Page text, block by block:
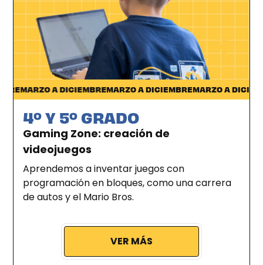
Desde casa
MARZO A DICIEMBREMARZO A DICIEMBREMARZO A
4º Y 5º GRADO
Gaming Zone: creación de
videojuegos
Aprendemos a inventar juegos con
programación en bloques, como una carrera
de autos y el Mario Bros.
VER MÁS